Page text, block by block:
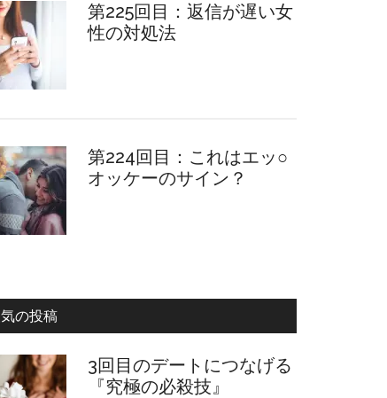
第225回目：返信が遅い女
性の対処法
第224回目：これはエッ○
オッケーのサイン？
の投稿
3回目のデートにつなげる
『究極の必殺技』